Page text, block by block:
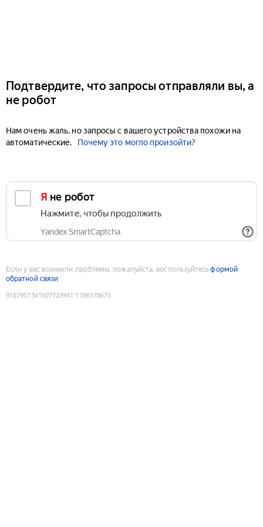
Подтвердите, что запросы отправляли вы, а
не робот
Нам очень жаль, но запросы с вашего устройства похожи на
автоматические.
Почему это могло произойти?
Я не робот
Нажмите, чтобы продолжить
Yandex SmartCaptcha
Если у вас возникли проблемы, пожалуйста, воспользуйтесьформой
обратной связи
9187957341507723941 :1786178675